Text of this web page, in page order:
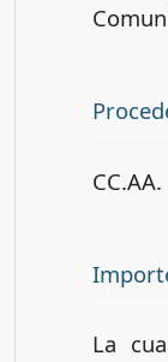
CC.AA.
La